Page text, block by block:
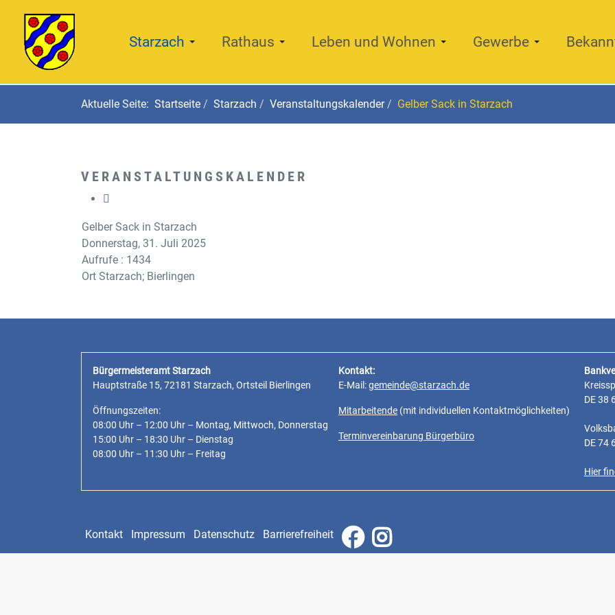
Starzach Rathaus Leben und Wohnen Gewerbe
Aktuelle Seite: Startseite Starzach Veranstaltungskalender Gelber Sack in Starzach
VERANSTALTUNGSKALENDER
Gelber Sack in Starzach
Donnerstag, 31. Juli 2025
Aufrufe : 1434
Ort Starzach; Bierlingen
Bürgermeisteramt Starzach
Hauptstraße 15, 72181 Starzach, Ortsteil Bierlingen
Öffnungszeiten:
08:00 Uhr – 12:00 Uhr – Montag, Mittwoch, Donnerstag
15:00 Uhr – 18:30 Uhr – Dienstag
08:00 Uhr – 11:30 Uhr – Freitag
Kontakt:
E-Mail:gemeinde@starzach.de
Mitarbeitende (mit individuellen Kontaktmöglichkeiten)
Terminvereinbarung Bürgerbüro
DE 38
DE 74
Hier
Kontakt Impressum Datenschutz Barrierefreiheit